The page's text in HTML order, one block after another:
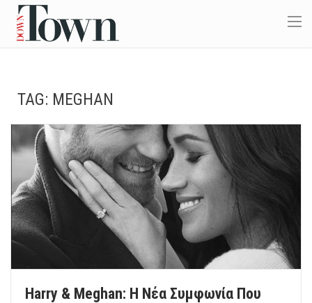
TAG: MEGHAN
Harry & Meghan: Η Νέα Συμφωνία Που